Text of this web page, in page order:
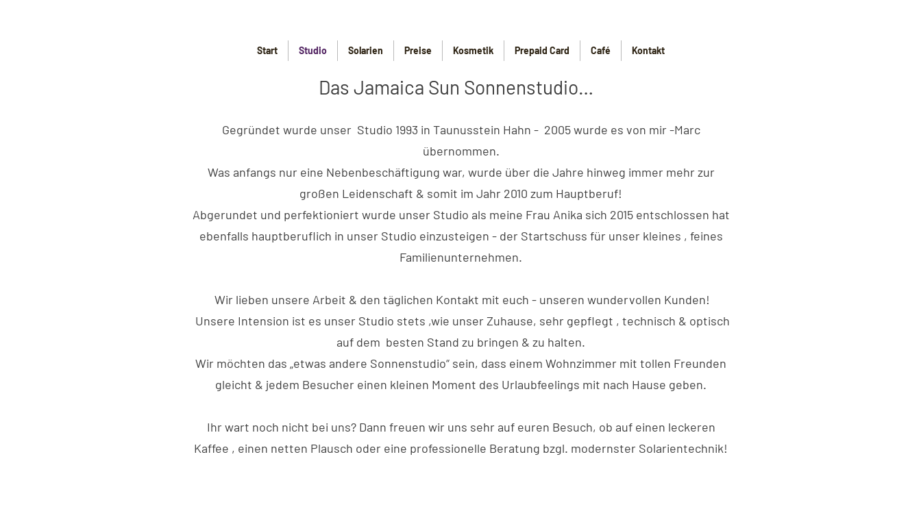
Start Studio Solarien Preise Kosmetik Prepaid Card Café Kontakt
Das Jamaica Sun Sonnenstudio…
Gegründet wurde unser Studio 1993 in Taunusstein Hahn - 2005 wurde es von mir -Marc
übernommen.
Was anfangs nur eine Nebenbeschäftigung war, wurde über die Jahre hinweg immer mehr zur
großen Leidenschaft & somit im Jahr 2010 zum Hauptberuf!
Abgerundet und perfektioniert wurde unser Studio als meine Frau Anika sich 2015 entschlossen hat
ebenfalls hauptberuflich in unser Studio einzusteigen - der Startschuss für unser kleines , feines
Familienunternehmen.
Wir lieben unsere Arbeit & den täglichen Kontakt mit euch - unseren wundervollen Kunden!
Unsere Intension ist es unser Studio stets ,wie unser Zuhause, sehr gepflegt , technisch & optisch
auf dem besten Stand zu bringen & zu halten.
Wir möchten das „etwas andere Sonnenstudio“ sein, dass einem Wohnzimmer mit tollen Freunden
gleicht & jedem Besucher einen kleinen Moment des Urlaubfeelings mit nach Hause geben.
Ihr wart noch nicht bei uns? Dann freuen wir uns sehr auf euren Besuch, ob auf einen leckeren
Kaffee , einen netten Plausch oder eine professionelle Beratung bzgl. modernster Solarientechnik!